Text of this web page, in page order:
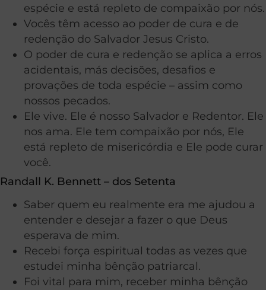
espécie e está repleto de compaixão por nós.
Vocês têm acesso ao poder de cura e de
redenção do Salvador Jesus Cristo.
O poder de cura e redenção se aplica a erros
acidentais, más decisões, desafios e
provações de toda espécie – assim como
nossos pecados.
Ele vive. Ele é nosso Salvador e Redentor. Ele
nos ama. Ele tem compaixão por nós, Ele
está repleto de misericórdia e Ele pode curar
você.
Randall K. Bennett – dos Setenta
Saber quem eu realmente era me ajudou a
entender e desejar a fazer o que Deus
esperava de mim.
Recebi força espiritual todas as vezes que
estudei minha bênção patriarcal.
Foi vital para mim, receber minha bênção